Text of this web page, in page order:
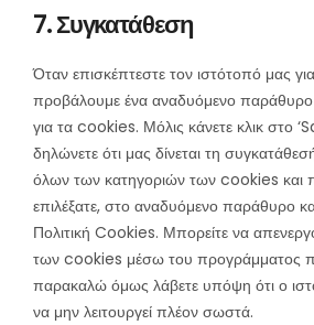
7. Συγκατάθεση
Όταν επισκέπτεστε τον ιστότοπό μας
προβάλουμε ένα αναδυόμενο παράθυρο
για τα cookies. Μόλις κάνετε κλικ στο
δηλώνετε ότι μας δίνεται τη
όλων των κατηγοριών των cookies και
επιλέξατε, στο αναδυόμενο παράθυρο
Πολιτική Cookies. Μπορείτε να
των cookies μέσω του προγράμματος
παρακαλώ όμως λάβετε υπόψη ότι ο
να μην λειτουργεί πλέον σωστά.